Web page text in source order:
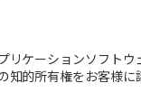
ケーションソフト
的所有権をお客様に